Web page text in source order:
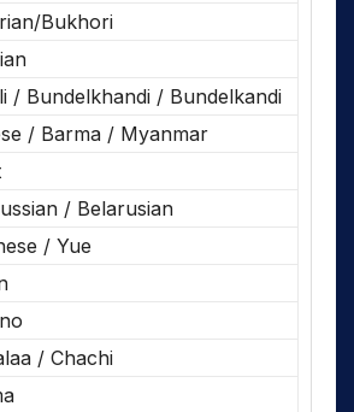
Bukhori
/ Bundelkhandi / Bundelkandi
/ Barma / Myanmar
/ Belarusian
/ Yue
/ Chachi